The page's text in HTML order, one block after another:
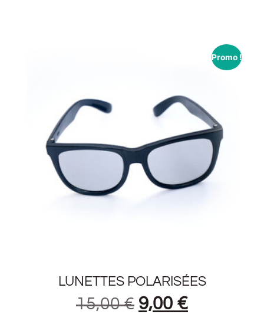
Promo !
LUNETTES POLARISÉES
15,00€ 9,00 €